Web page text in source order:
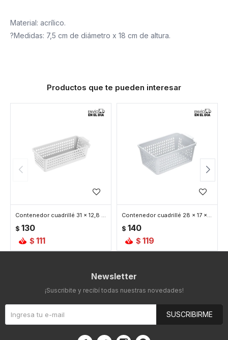
Material: acrílico.
?Medidas: 7,5 cm de diámetro x 18 cm de altura.
Productos que te pueden interesar
Contenedor cuadrillé 31 x 12,8 x 9 cm
$ 130
$ 111
Contenedor cuadrillé 28 x 17 x 11 cm
$ 140
$ 119
Newsletter
¡Suscribite y recibí todas nuestras novedades!
SUSCRIBIRME